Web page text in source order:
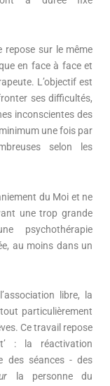
repose sur le même
en face à face et
L’objectif est
ses difficultés,
inconscientes des
une fois par
selon les
du Moi et ne
une trop grande
psychothérapie
au moins dans un
libre, la
particulièrement
Ce travail repose
: la réactivation
des séances - des
la personne du